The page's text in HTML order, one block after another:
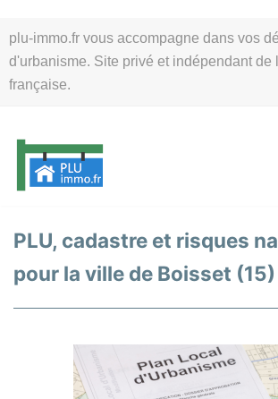
plu-immo.fr vous accompagne dans vos
d'urbanisme. Site privé et indépendant de
française.
au
contenu
PLU, cadastre et risques
pour la ville de Boisset (15)